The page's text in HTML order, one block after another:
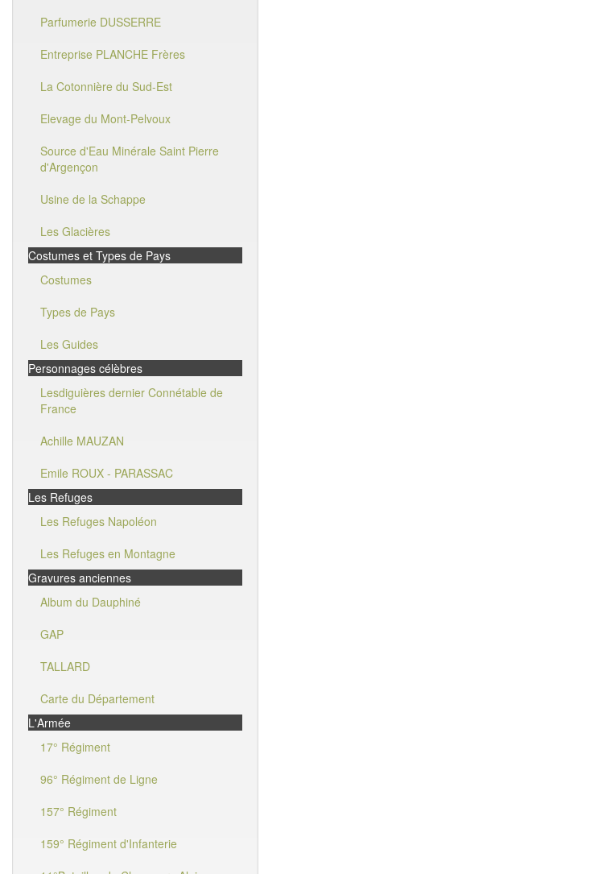
Parfumerie DUSSERRE
Entreprise PLANCHE Frères
La Cotonnière du Sud-Est
Elevage du Mont-Pelvoux
Source d'Eau Minérale Saint Pierre
d'Argençon
Usine de la Schappe
Les Glacières
Costumes et Types de Pays
Costumes
Types de Pays
Les Guides
Personnages célèbres
Lesdiguières dernier Connétable de
France
Achille MAUZAN
Emile ROUX - PARASSAC
Les Refuges
Les Refuges Napoléon
Les Refuges en Montagne
Gravures anciennes
Album du Dauphiné
GAP
TALLARD
Carte du Département
L'Armée
17° Régiment
96° Régiment de Ligne
157° Régiment
159° Régiment d'Infanterie